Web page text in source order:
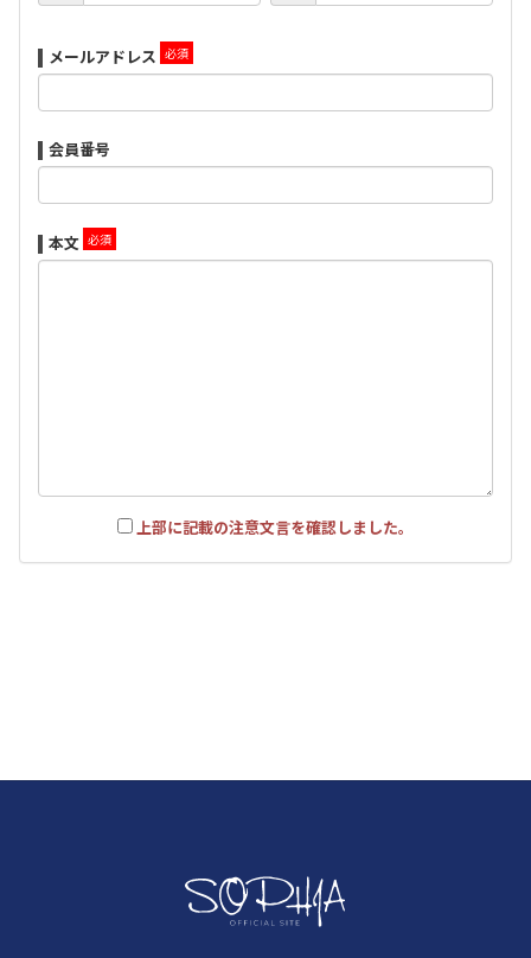
メールアドレス
会員番号
本文
上部に記載の注意文言を確認しました。